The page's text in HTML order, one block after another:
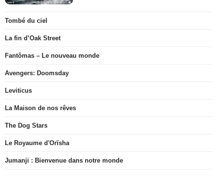
Tombé du ciel
La fin d’Oak Street
Fantômas – Le nouveau monde
Avengers: Doomsday
Leviticus
La Maison de nos rêves
The Dog Stars
Le Royaume d'Orïsha
Jumanji : Bienvenue dans notre monde